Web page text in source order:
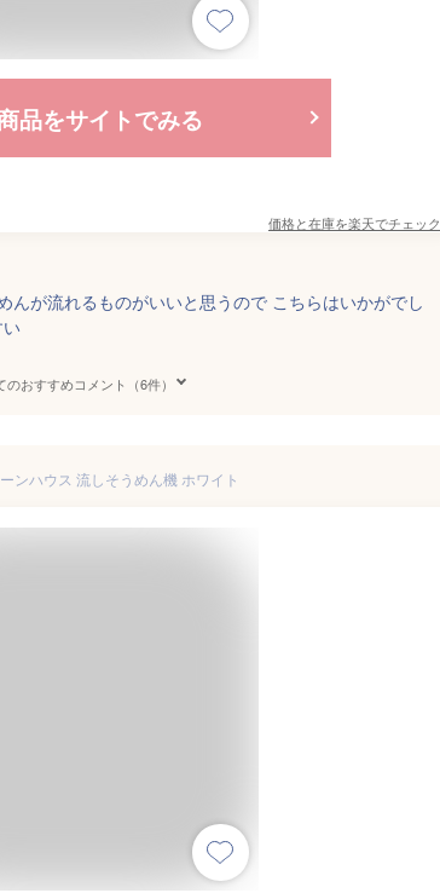
品をサイトでみる
価格と在庫を楽天でチェック
んが流れるものがいいと思うので こちらはいかがでし
のおすすめコメント（6件）
ンハウス 流しそうめん機 ホワイト